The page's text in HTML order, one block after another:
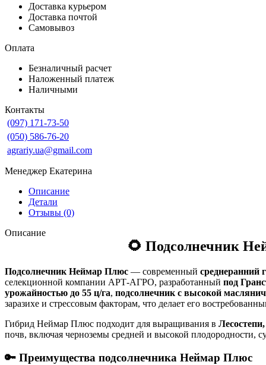
Доставка курьером
Доставка почтой
Самовывоз
Оплата
Безналичный расчет
Наложенный платеж
Наличными
Контакты
(097) 171-73-50
(050) 586-76-20
agrariy.ua@gmail.com
Менеджер Екатерина
Описание
Детали
Отзывы (0)
Описание
🌻 Подсолнечник
Подсолнечник Неймар Плюс — современный среднеранний
селекционной компании АРТ-АГРО, разработанный под
урожайностью до 55 ц/га, подсолнечник с высокой
заразихе и стрессовым факторам, что делает его
Гибрид Неймар Плюс подходит для выращивания в
почв, включая черноземы средней и высокой плодородности,
🔑 Преимущества подсолнечника Неймар Плюс